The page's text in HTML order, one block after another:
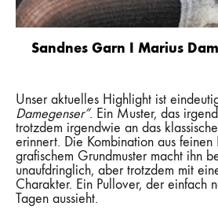
Sandnes Garn I Marius
Unser aktuelles Highlight ist
Damegenser”. Ein Muster, das
trotzdem irgendwie an das
erinnert. Die Kombination aus feinen
grafischem Grundmuster macht ihn
unaufdringlich, aber trotzdem mit
Charakter. Ein Pullover, der einfach
Tagen aussieht.